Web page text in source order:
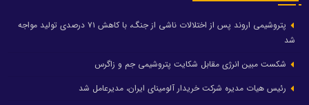
پتروشیمی اروند پس از اختلالات ناشی از جنگ، با کاهش ۷۱ درصدی تولید مواجه
شد
شکست مبین انرژی مقابل شکایت پتروشیمی جم و زاگرس
رئیس هیات مدیره شرکت خریدار آلومینای ایران، مدیرعامل شد